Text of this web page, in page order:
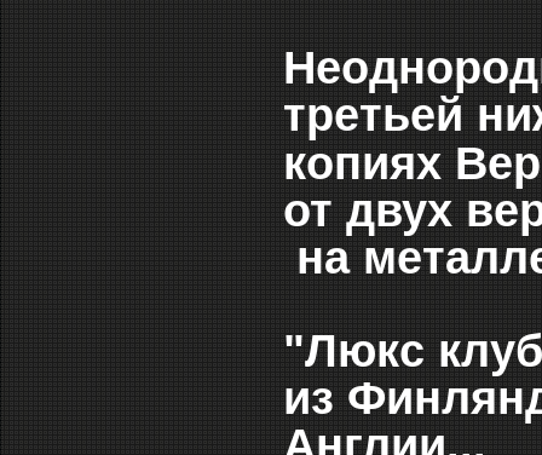
третьей
копиях
от двух
на
"Люкс
из